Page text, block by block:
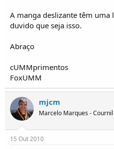
A manga deslizante têm
duvido que seja isso.
Abraço
cUMMprimentos
FoxUMM
mjcm
Marcelo Marques - Cournil
15 Out 2010